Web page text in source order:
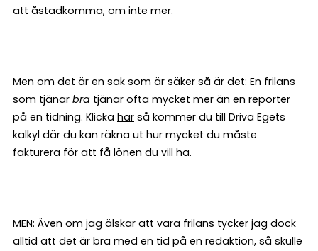
att åstadkomma, om inte mer.
Men om det är en sak som är säker så är det: En frilans
som tjänar bra tjänar ofta mycket mer än en reporter
på en tidning. Klicka här så kommer du till Driva Egets
kalkyl där du kan räkna ut hur mycket du måste
fakturera för att få lönen du vill ha.
MEN: Även om jag älskar att vara frilans tycker jag dock
alltid att det är bra med en tid på en redaktion, så skulle